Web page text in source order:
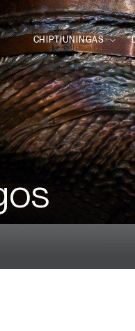
CHIPTIUNINGAS